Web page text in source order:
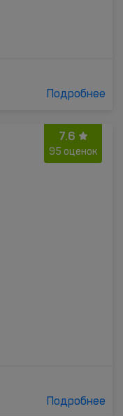
Подробнее
7.6
95 оценок
Подробнее